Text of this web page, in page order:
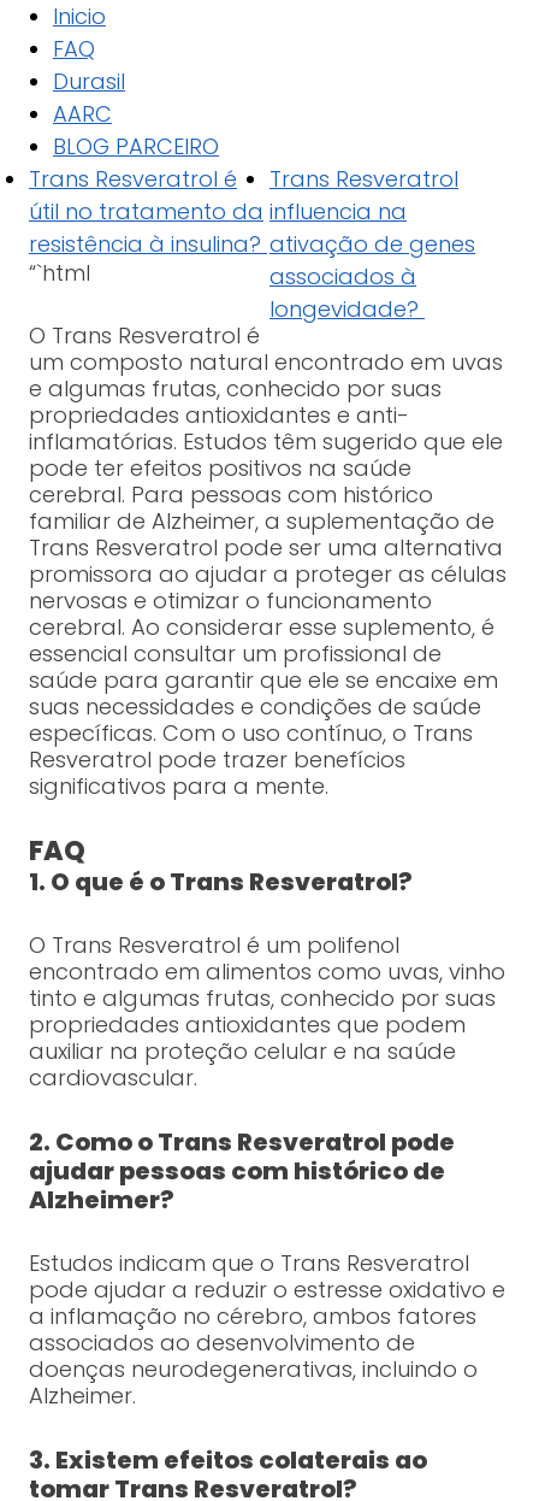
Inicio
FAQ
Durasil
AARC
BLOG PARCEIRO
Trans Resveratrol é
útil no tratamento da
resistência à insulina?
Trans Resveratrol
influencia na
ativação de genes
associados à
longevidade?
“`html
O Trans Resveratrol é
um composto natural encontrado em uvas
e algumas frutas, conhecido por suas
propriedades antioxidantes e anti-
inflamatórias. Estudos têm sugerido que ele
pode ter efeitos positivos na saúde
cerebral. Para pessoas com histórico
familiar de Alzheimer, a suplementação de
Trans Resveratrol pode ser uma alternativa
promissora ao ajudar a proteger as células
nervosas e otimizar o funcionamento
cerebral. Ao considerar esse suplemento, é
essencial consultar um profissional de
saúde para garantir que ele se encaixe em
suas necessidades e condições de saúde
específicas. Com o uso contínuo, o Trans
Resveratrol pode trazer benefícios
significativos para a mente.
FAQ
1. O que é o Trans Resveratrol?
O Trans Resveratrol é um polifenol
encontrado em alimentos como uvas, vinho
tinto e algumas frutas, conhecido por suas
propriedades antioxidantes que podem
auxiliar na proteção celular e na saúde
cardiovascular.
2. Como o Trans Resveratrol pode
ajudar pessoas com histórico de
Alzheimer?
Estudos indicam que o Trans Resveratrol
pode ajudar a reduzir o estresse oxidativo e
a inflamação no cérebro, ambos fatores
associados ao desenvolvimento de
doenças neurodegenerativas, incluindo o
Alzheimer.
3. Existem efeitos colaterais ao
tomar Trans Resveratrol?